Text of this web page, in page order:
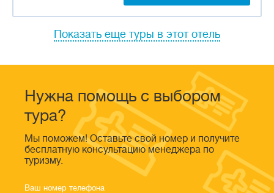
Показать еще туры в этот отель
Нужна помощь с выбором
тура?
Мы поможем! Оставьте свой номер и получите
бесплатную консультацию менеджера по
туризму.
Ваш номер телефона